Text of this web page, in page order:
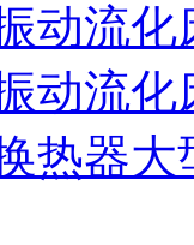
动流
动流
热器